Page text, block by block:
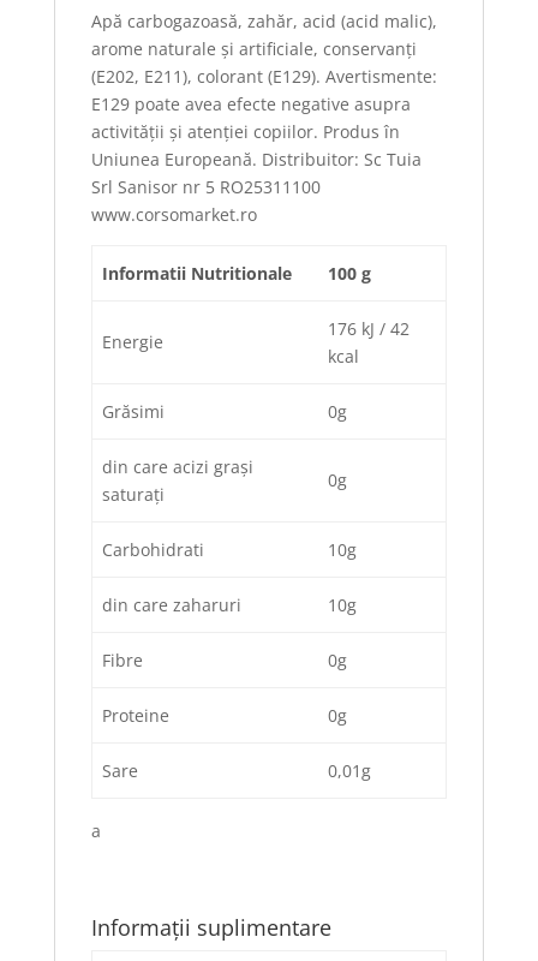
Apă carbogazoasă, zahăr, acid (acid malic),
arome naturale și artificiale, conservanți
(E202, E211), colorant (E129). Avertismente:
E129 poate avea efecte negative asupra
activității și atenției copiilor. Produs în
Uniunea Europeană. Distribuitor: Sc Tuia
Srl Sanisor nr 5 RO25311100
www.corsomarket.ro
Informatii Nutritionale 100 g
Energie
176 kJ / 42
kcal
Grăsimi 0g
din care acizi grași
saturați
0g
Carbohidrati 10g
din care zaharuri 10g
Fibre 0g
Proteine 0g
Sare 0,01g
a
Informații suplimentare